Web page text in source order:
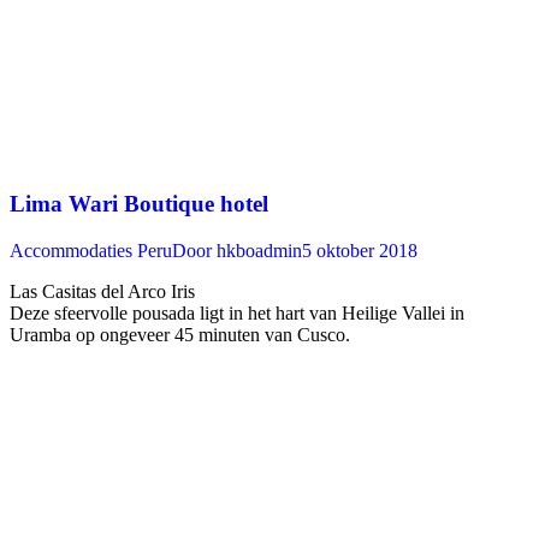
Lima Wari Boutique hotel
Accommodaties PeruDoorhkboadmin5 oktober 2018
Las Casitas del Arco Iris
Deze sfeervolle pousada ligt in het hart van Heilige Vallei in
Uramba op ongeveer 45 minuten van Cusco. ‍